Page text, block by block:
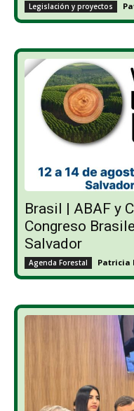
Legislación y proyectos
Brasil | ABAF y
Congreso
Salvador
Agenda Forestal Patricia